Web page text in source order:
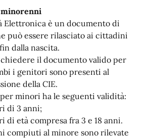
Elettronica è un documento di
può essere rilasciato ai cittadini
dalla nascita.
il documento valido per
i genitori sono presenti al
della CIE.
minori ha le seguenti validità:
di 3 anni;
di età compresa fra 3 e 18 anni.
compiuti al minore sono rilevate